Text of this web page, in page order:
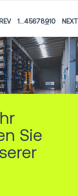
1...45678910 NEXT
Sie